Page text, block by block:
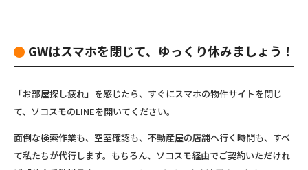
GWはスマホを閉じて、ゆっくり休みましょう！
「お部屋探し疲れ」を感じたら、すぐにスマホの物件サイトを閉じ
て、ソコスモのLINEを開いてください。
面倒な検索作業も、空室確認も、不動産屋の店舗へ行く時間も、すべ
て私たちが代行します。もちろん、ソコスモ経由でご契約いただけれ